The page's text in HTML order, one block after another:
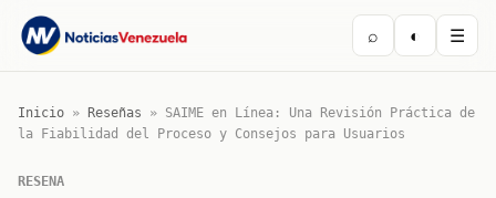
⌕ ◐ ☰
Inicio » Reseñas » SAIME en Línea: Una Revisión Práctica de
la Fiabilidad del Proceso y Consejos para Usuarios
RESENA